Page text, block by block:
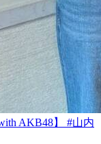
AKB48】 #山内